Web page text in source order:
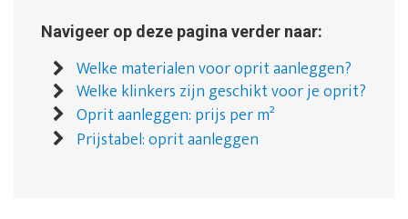
Navigeer op deze pagina verder naar:
Welke materialen voor oprit aanleggen?
Welke klinkers zijn geschikt voor je oprit?
Oprit aanleggen: prijs per m²
Prijstabel: oprit aanleggen